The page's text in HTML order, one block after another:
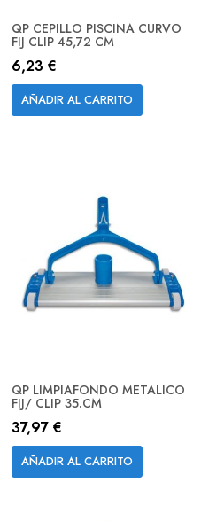
QP CEPILLO PISCINA CURVO
FIJ CLIP 45,72 CM
6,23 €
AÑADIR AL CARRITO
QP LIMPIAFONDO METALICO
FIJ/ CLIP 35.CM
37,97 €
AÑADIR AL CARRITO